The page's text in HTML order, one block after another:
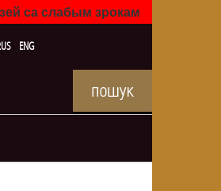
са слабым зрокам
ENG